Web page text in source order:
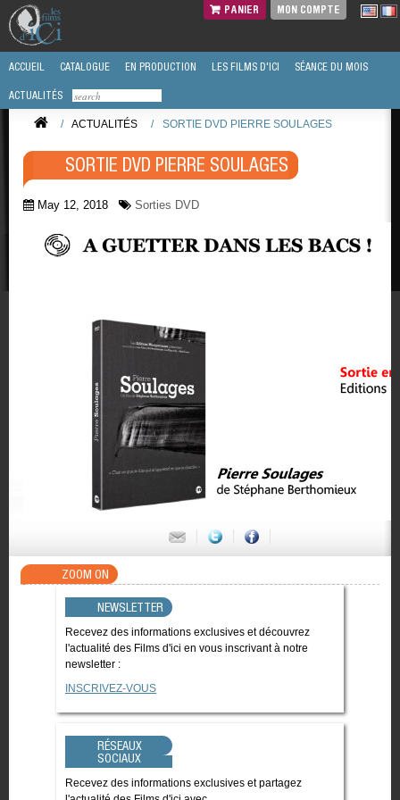
PANIER MON COMPTE
ACCUEIL CATALOGUE EN PRODUCTION LES FILMS D'ICI SÉANCE DU MOIS
ACTUALITÉS
/ ACTUALITÉS / SORTIE DVD PIERRE SOULAGES
SORTIE DVD PIERRE SOULAGES
May 12, 2018 Sorties DVD
ZOOM ON
NEWSLETTER
Recevez des informations exclusives et découvrez
l'actualité des Films d'ici en vous inscrivant à notre
newsletter :
INSCRIVEZ-VOUS
RÉSEAUX
SOCIAUX
Recevez des informations exclusives et partagez